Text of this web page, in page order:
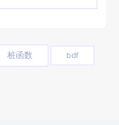
桩函数 bdf